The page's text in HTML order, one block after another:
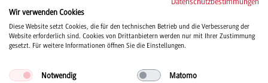
YouTube
Wir verwenden Cookies
Diese Website setzt Cookies, die für den technischen Betrieb und die Verbesserung der
Website erforderlich sind. Cookies von Drittanbietern werden nur mit Ihrer Zustimmung
gesetzt. Für weitere Informationen öffnen Sie die Einstellungen.
Notwendig Matomo